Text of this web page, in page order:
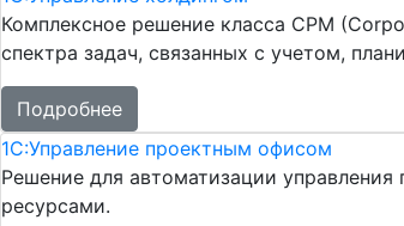
Комплексное решение класса CPM
спектра задач, связанных с учетом,
Подробнее
1С:Управление проектным офисом
Решение для автоматизации
ресурсами.